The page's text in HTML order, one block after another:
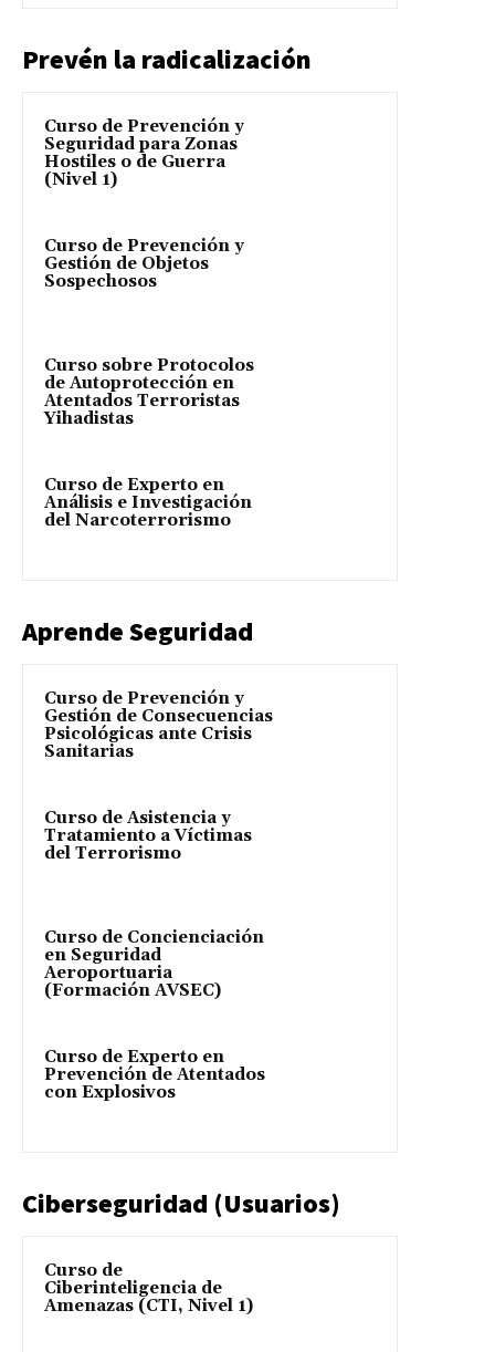
Prevén la radicalización
Curso de Prevención y
Seguridad para Zonas
Hostiles o de Guerra
(Nivel 1)
Curso de Prevención y
Gestión de Objetos
Sospechosos
Curso sobre Protocolos
de Autoprotección en
Atentados Terroristas
Yihadistas
Curso de Experto en
Análisis e Investigación
del Narcoterrorismo
Aprende Seguridad
Curso de Prevención y
Gestión de Consecuencias
Psicológicas ante Crisis
Sanitarias
Curso de Asistencia y
Tratamiento a Víctimas
del Terrorismo
Curso de Concienciación
en Seguridad
Aeroportuaria
(Formación AVSEC)
Curso de Experto en
Prevención de Atentados
con Explosivos
Ciberseguridad (Usuarios)
Curso de
Ciberinteligencia de
Amenazas (CTI, Nivel 1)